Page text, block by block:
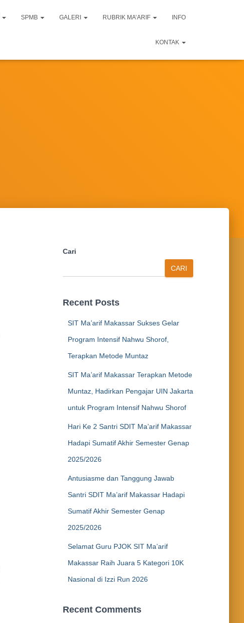
SPMB GALERI RUBRIK MA’ARIF INFO
KONTAK
Cari
CARI
Recent Posts
SIT Ma’arif Makassar Sukses Gelar
Program Intensif Nahwu Shorof,
Terapkan Metode Muntaz
SIT Ma’arif Makassar Terapkan Metode
Muntaz, Hadirkan Pengajar UIN Jakarta
untuk Program Intensif Nahwu Shorof
Hari Ke 2 Santri SDIT Ma’arif Makassar
Hadapi Sumatif Akhir Semester Genap
2025/2026
Antusiasme dan Tanggung Jawab
Santri SDIT Ma’arif Makassar Hadapi
Sumatif Akhir Semester Genap
2025/2026
Selamat Guru PJOK SIT Ma’arif
Makassar Raih Juara 5 Kategori 10K
Nasional di Izzi Run 2026
Recent Comments